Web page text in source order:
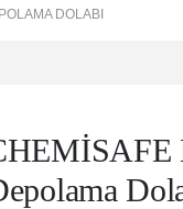
DOLABI